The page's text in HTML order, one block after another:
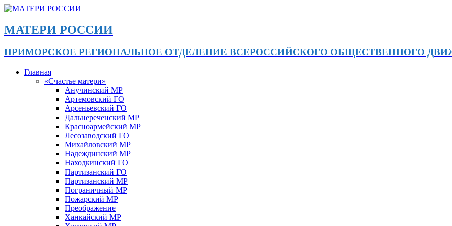
МАТЕРИ РОССИИ
ПРИМОРСКОЕ РЕГИОНАЛЬНОЕ ОТДЕЛЕНИЕ ВСЕРОССИЙСКОГО ОБЩЕСТВЕННОГО
Главная
«Счастье матери»
Анучинский МР
Артемовский ГО
Арсеньевский ГО
Дальнереченский МР
Красноармейский МР
Лесозаводский ГО
Михайловский МР
Надеждинский МР
Находкинский ГО
Партизанский ГО
Партизанский МР
Пограничный МР
Пожарский МР
Преображение
Ханкайский МР